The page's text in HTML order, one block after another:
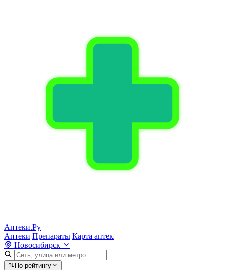
Аптеки.Ру
Аптеки Препараты Карта аптек
Новосибирск
По рейтингу